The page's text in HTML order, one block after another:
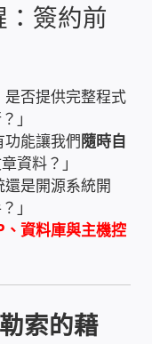
GPS打卡
簽約前
是否提供完整程式
」
功能讓我們隨時自
資料？」
還是開源系統開
」
、資料庫與主機控
索的藉